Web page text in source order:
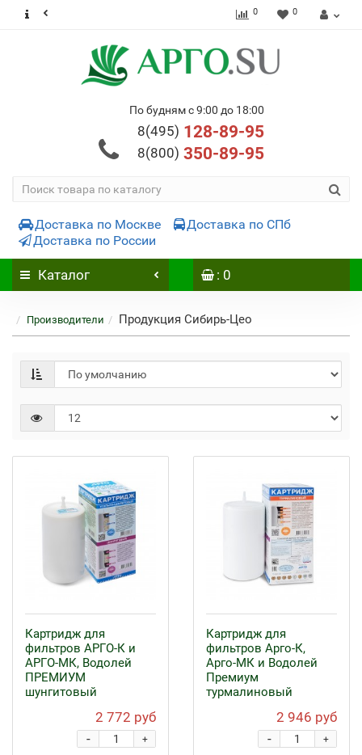
0 0
По будням с 9:00 до 18:00
8(495) 128-89-95
8(800) 350-89-95
Доставка по Москве
Доставка по СПб
Доставка по России
Каталог : 0
Производители Продукция Сибирь-Цео
Картридж для
фильтров АРГО-К и
АРГО-МК, Водолей
ПРЕМИУМ
шунгитовый
2 772 руб
+
-
Картридж для
фильтров Арго-К,
Арго-МК и Водолей
Премиум
турмалиновый
2 946 руб
+
-